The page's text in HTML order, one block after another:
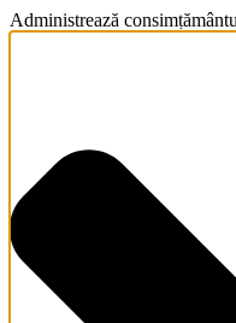
Administrează